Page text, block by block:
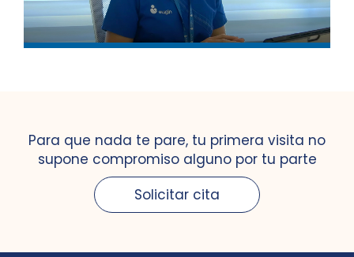
Para que nada te pare, tu primera visita no
supone compromiso alguno por tu parte
Solicitar cita